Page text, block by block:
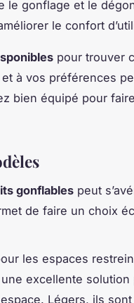
le gonflage et le
le confort
pour trouver
à vos préférences
bien équipé pour
gonflables peut
de faire un choix
les espaces
excellente
Légers, ils